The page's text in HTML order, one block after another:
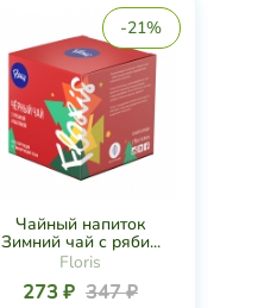
-21%
Чайный напиток
Зимний чай с ряби...
Floris
273 ₽ 347 ₽